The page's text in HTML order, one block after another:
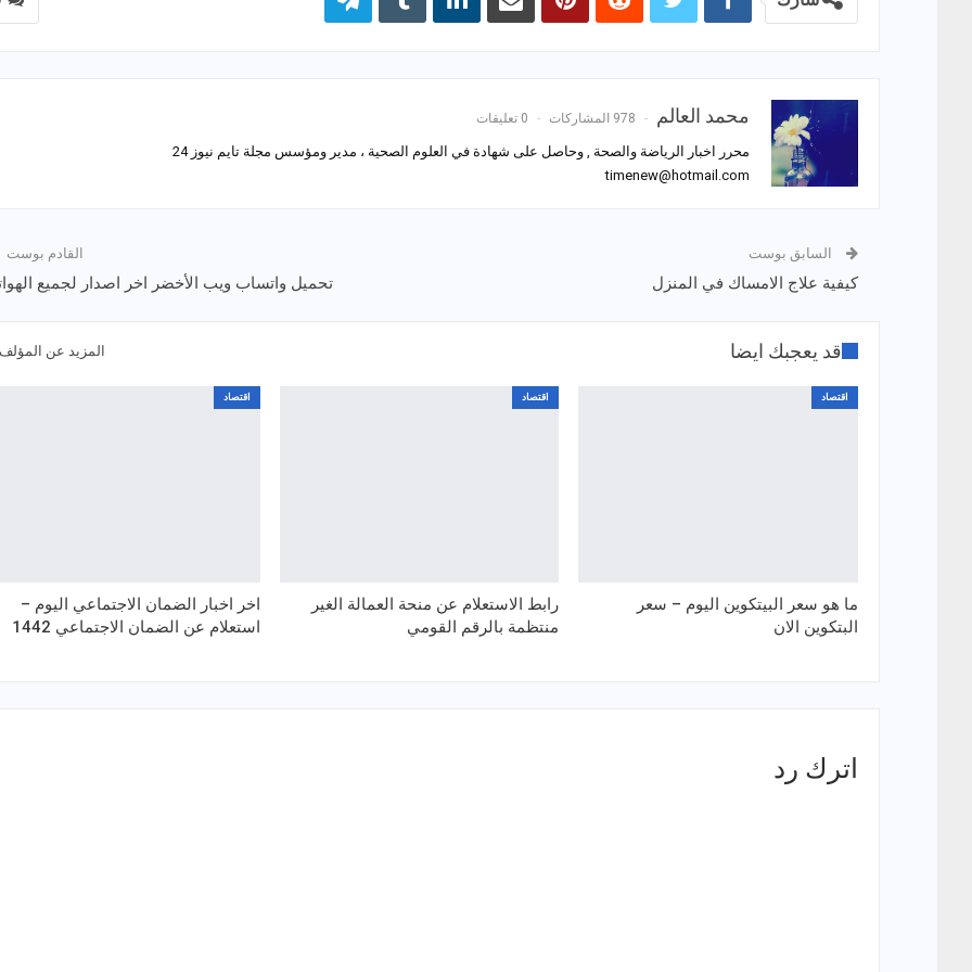
محمد العالم 978 المشاركات 0 تعليقات
محرر اخبار الرياضة والصحة , وحاصل على شهادة في العلوم الصحية ، مدير ومؤسس مجلة تايم نيوز 24
timenew@hotmail.com
السابق بوست
كيفية علاج الامساك في المنزل
القادم بوست
تحميل واتساب ويب الأخضر اخر اصدار لجميع
قد يعجبك ايضا المزيد عن المؤلف
اقتصاد
ما هو سعر البيتكوين اليوم – سعر
البتكوين الان
اقتصاد
رابط الاستعلام عن منحة العمالة الغير
منتظمة بالرقم القومي
اقتصاد
اخر اخبار الضمان الاجتماعي اليوم –
استعلام عن الضمان الاجتماعي 1442
اترك رد